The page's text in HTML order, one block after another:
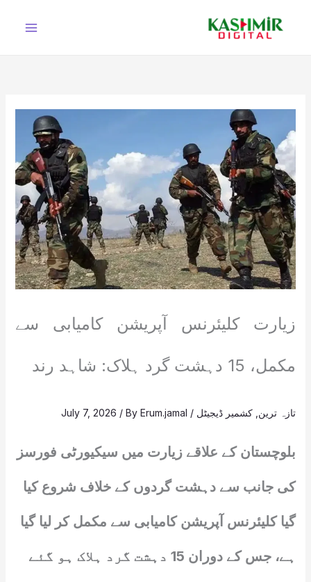
زیارت کلیئرنس آپریشن کامیابی سے
مکمل، 15 دہشت گرد ہلاک: شاہد رند
تازہ ترین کشمیر ڈیجیٹل /
July 7, 2026 / ByErum.jamal
بلوچستان کے علاقے زیارت میں سیکیورٹی فورسز
کی جانب سے دہشت گردوں کے خلاف شروع کیا
گیا کلیئرنس آپریشن کامیابی سے مکمل کر لیا گیا
ہے، جس کے دوران 15 دہشت گرد ہلاک ہو گئے